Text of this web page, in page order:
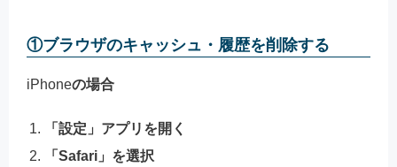
①ブラウザのキャッシュ・履歴を削除する
iPhoneの場合
「設定」アプリを開く
「Safari」を選択